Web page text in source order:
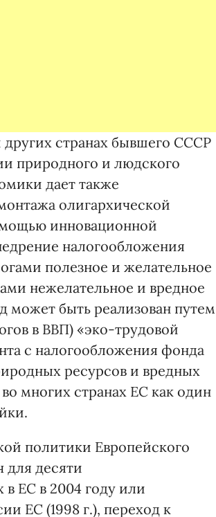
других странах бывшего СССР
природного и людского
дает также
олигархической
инновационной
налогообложения
полезное и желательное
нежелательное и вредное
может быть реализован путем
в ВВП) «эко-трудовой
с налогообложения фонда
ресурсов и вредных
многих странах ЕС как один
политики Европейского
для десяти
ЕС в 2004 году или
ЕС (1998 г.), переход к